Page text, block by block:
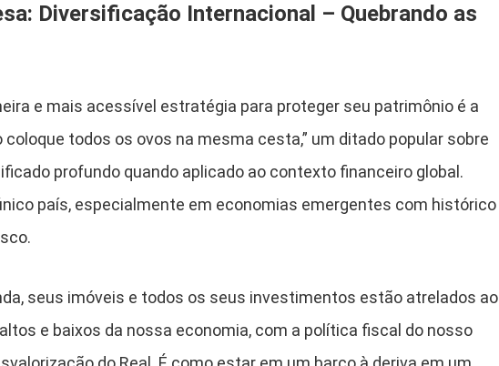
Diversificação Internacional – Quebrando as
e mais acessível estratégia para proteger seu patrimônio é a
coloque todos os ovos na mesma cesta,” um ditado popular sobre
profundo quando aplicado ao contexto financeiro global.
país, especialmente em economias emergentes com histórico
seus imóveis e todos os seus investimentos estão atrelados ao
e baixos da nossa economia, com a política fiscal do nosso